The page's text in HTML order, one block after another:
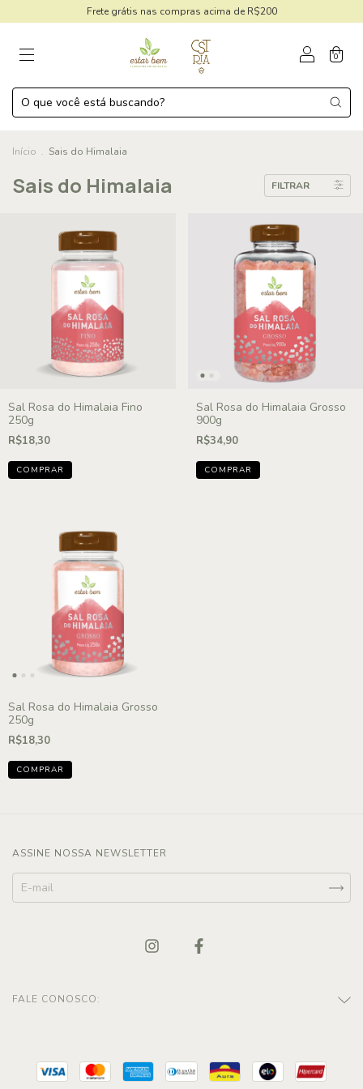
Frete grátis nas compras acima de R$200
0
Início . Sais do Himalaia
Sais do Himalaia FILTRAR
Sal Rosa do Himalaia Fino
250g
R$18,30
Sal Rosa do Himalaia Grosso
900g
R$34,90
Sal Rosa do Himalaia Grosso
250g
R$18,30
ASSINE NOSSA NEWSLETTER
FALE CONOSCO: